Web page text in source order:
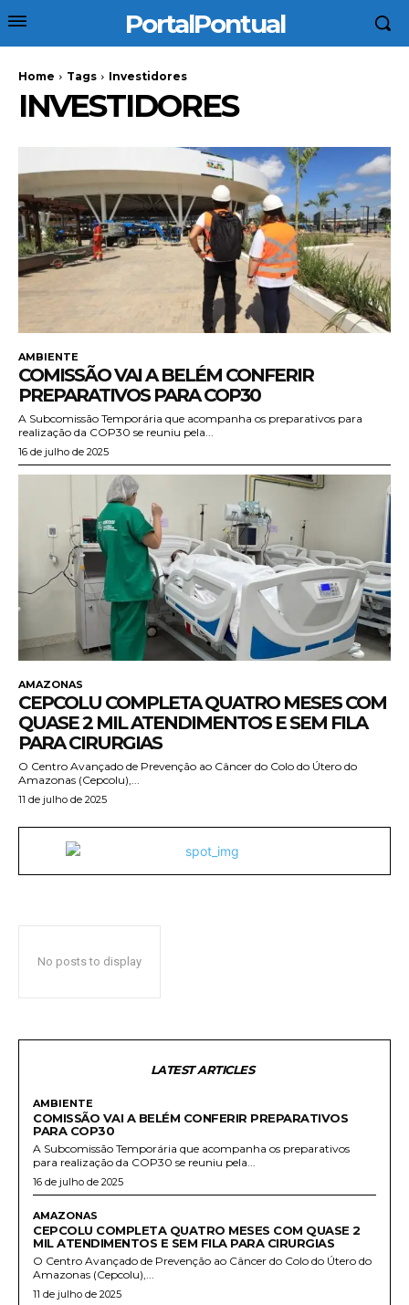
PortalPontual
Home Tags Investidores
INVESTIDORES
AMBIENTE
COMISSÃO VAI A BELÉM CONFERIR
PREPARATIVOS PARA COP30
A Subcomissão Temporária que acompanha os preparativos para
realização da COP30 se reuniu pela...
16 de julho de 2025
AMAZONAS
CEPCOLU COMPLETA QUATRO MESES COM
QUASE 2 MIL ATENDIMENTOS E SEM FILA
PARA CIRURGIAS
O Centro Avançado de Prevenção ao Câncer do Colo do Útero do
Amazonas (Cepcolu),...
11 de julho de 2025
No posts to display
LATEST ARTICLES
AMBIENTE
COMISSÃO VAI A BELÉM CONFERIR PREPARATIVOS
PARA COP30
A Subcomissão Temporária que acompanha os preparativos
para realização da COP30 se reuniu pela...
16 de julho de 2025
AMAZONAS
CEPCOLU COMPLETA QUATRO MESES COM QUASE 2
MIL ATENDIMENTOS E SEM FILA PARA CIRURGIAS
O Centro Avançado de Prevenção ao Câncer do Colo do Útero do
Amazonas (Cepcolu),...
11 de julho de 2025